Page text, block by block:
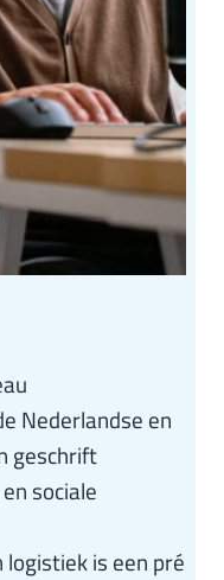
Nederlandse en
geschrift
sociale
is een pré